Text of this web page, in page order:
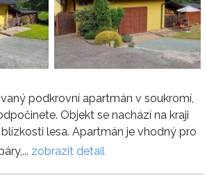
podkrovní apartmán v soukromí,
Objekt se nachází na kraji
lesa. Apartmán je vhodný pro
zobrazit detail